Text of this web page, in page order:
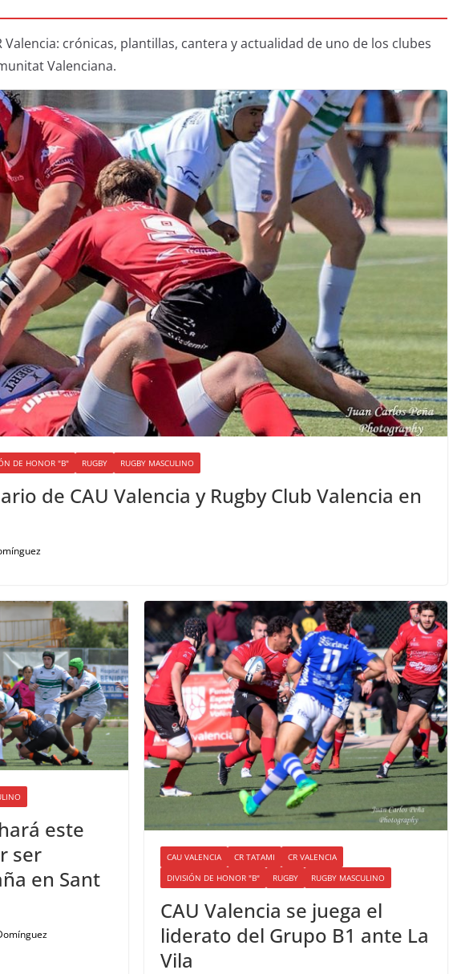
crónicas, plantillas, cantera y actualidad de uno de los clubes
Valenciana.
DE HONOR "B" RUGBY RUGBY MASCULINO
de CAU Valencia y Rugby Club Valencia en
este
ser
en Sant
CAU VALENCIA CR TATAMI
CR VALENCIA
DIVISIÓN DE HONOR "B"
RUGBY RUGBY MASCULINO
CAU Valencia se juega el
liderato del Grupo B1 ante La
Vila